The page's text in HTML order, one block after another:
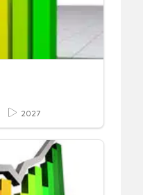
2027